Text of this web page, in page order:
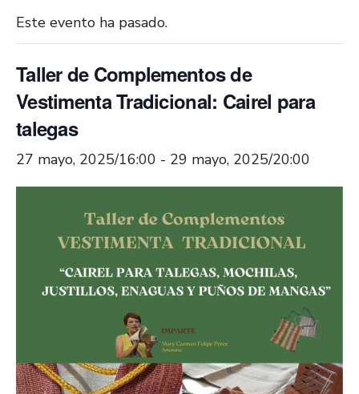
Este evento ha pasado.
Taller de Complementos de
Vestimenta Tradicional: Cairel para
talegas
27 mayo, 2025/16:00 - 29 mayo, 2025/20:00